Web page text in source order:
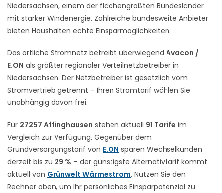
Niedersachsen, einem der flächengrößten Bundesländer
mit starker Windenergie. Zahlreiche bundesweite Anbieter
bieten Haushalten echte Einsparmöglichkeiten.
Das örtliche Stromnetz betreibt überwiegend Avacon /
E.ON als größter regionaler Verteilnetzbetreiber in
Niedersachsen. Der Netzbetreiber ist gesetzlich vom
Stromvertrieb getrennt – Ihren Stromtarif wählen Sie
unabhängig davon frei.
Für 27257 Affinghausen stehen aktuell 91 Tarife im
Vergleich zur Verfügung. Gegenüber dem
Grundversorgungstarif von E.ON sparen Wechselkunden
derzeit bis zu 29 % – der günstigste Alternativtarif kommt
aktuell von Grünwelt Wärmestrom. Nutzen Sie den
Rechner oben, um Ihr persönliches Einsparpotenzial zu